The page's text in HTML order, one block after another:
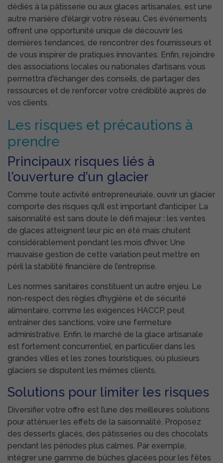
dédiés à la pâtisserie ou aux glaces artisanales, est une
autre manière d'élargir votre réseau. Ces événements
offrent une opportunité unique de découvrir les
dernières tendances, de rencontrer des fournisseurs et
de vous inspirer de pratiques innovantes. Enfin, rejoindre
des associations locales ou nationales d’artisans vous
permettra d'échanger des conseils, de partager des
ressources et de renforcer votre crédibilité auprès de
vos clients.
Les risques et précautions à
prendre
Principaux risques liés à
l’ouverture d’un glacier
Comme toute activité entrepreneuriale, ouvrir un glacier
comporte des risques qu’il est important d’anticiper. La
saisonnalité est sans doute le défi majeur : les ventes
de glaces atteignent leur pic en été mais chutent
considérablement pendant les mois d’hiver. Une
mauvaise gestion de cette variation peut mettre en
péril la stabilité financière de l’entreprise.
Les normes sanitaires constituent un autre enjeu. Le
non-respect des règles d’hygiène et de sécurité
alimentaire, comme les exigences HACCP, peut
entraîner des sanctions, voire une fermeture
administrative. Enfin, le marché de la glace artisanale
est fortement concurrentiel, en particulier dans les
grandes villes et les zones touristiques, où plusieurs
glaciers se disputent les mêmes clients.
Solutions pour limiter les risques
Diversifier votre offre est l’une des meilleures solutions
pour atténuer les effets de la saisonnalité. Proposez
des desserts glacés, des pâtisseries ou des chocolats
pendant les périodes plus calmes. Par exemple,
intégrer une gamme de bûches glacées pour les fêtes